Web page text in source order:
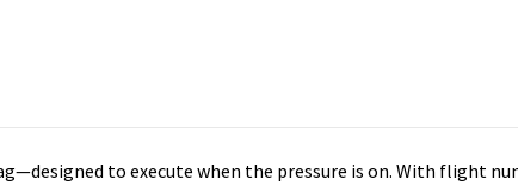
to execute when the pressure is on. With flight